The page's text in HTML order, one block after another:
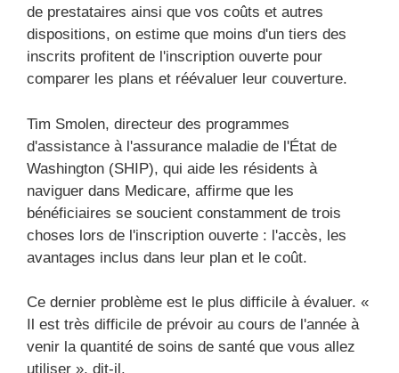
de prestataires ainsi que vos coûts et autres
dispositions, on estime que moins d'un tiers des
inscrits profitent de l'inscription ouverte pour
comparer les plans et réévaluer leur couverture.
Tim Smolen, directeur des programmes
d'assistance à l'assurance maladie de l'État de
Washington (SHIP), qui aide les résidents à
naviguer dans Medicare, affirme que les
bénéficiaires se soucient constamment de trois
choses lors de l'inscription ouverte : l'accès, les
avantages inclus dans leur plan et le coût.
Ce dernier problème est le plus difficile à évaluer. «
Il est très difficile de prévoir au cours de l'année à
venir la quantité de soins de santé que vous allez
utiliser », dit-il.